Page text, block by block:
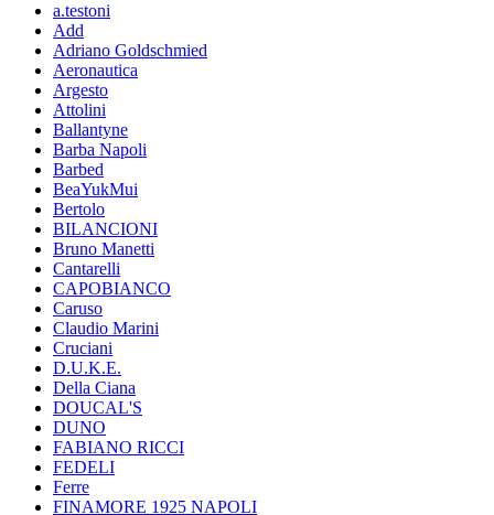
a.testoni
Add
Adriano Goldschmied
Aeronautica
Argesto
Attolini
Ballantyne
Barba Napoli
Barbed
BeaYukMui
Bertolo
BILANCIONI
Bruno Manetti
Cantarelli
CAPOBIANCO
Caruso
Claudio Marini
Cruciani
D.U.K.E.
Della Ciana
DOUCAL'S
DUNO
FABIANO RICCI
FEDELI
Ferre
FINAMORE 1925 NAPOLI